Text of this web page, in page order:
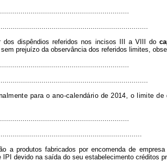
dos dispêndios referidos nos incisos III a VIII do
prejuízo da observância dos referidos limites,
para o ano-calendário de 2014, o limite
a produtos fabricados por encomenda de
IPI devido na saída do seu estabelecimento créditos